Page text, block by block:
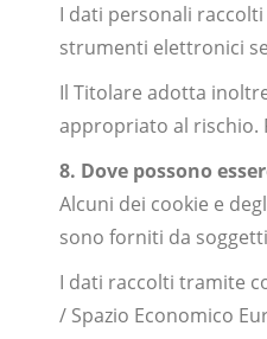
I dati personali
strumenti elettronici
Il Titolare adotta
appropriato al rischio.
8. Dove possono
Alcuni dei cookie e
sono forniti da
I dati raccolti tramite
/ Spazio Economico